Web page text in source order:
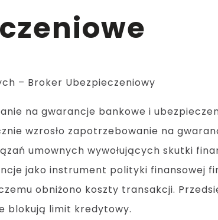
– Broker Ubezpieczeniowy
na gwarancje bankowe i
wzrosło zapotrzebowanie na
umownych wywołujących skutki
jako instrument polityki finansowej
obniżono koszty transakcji.
blokują limit kredytowy.